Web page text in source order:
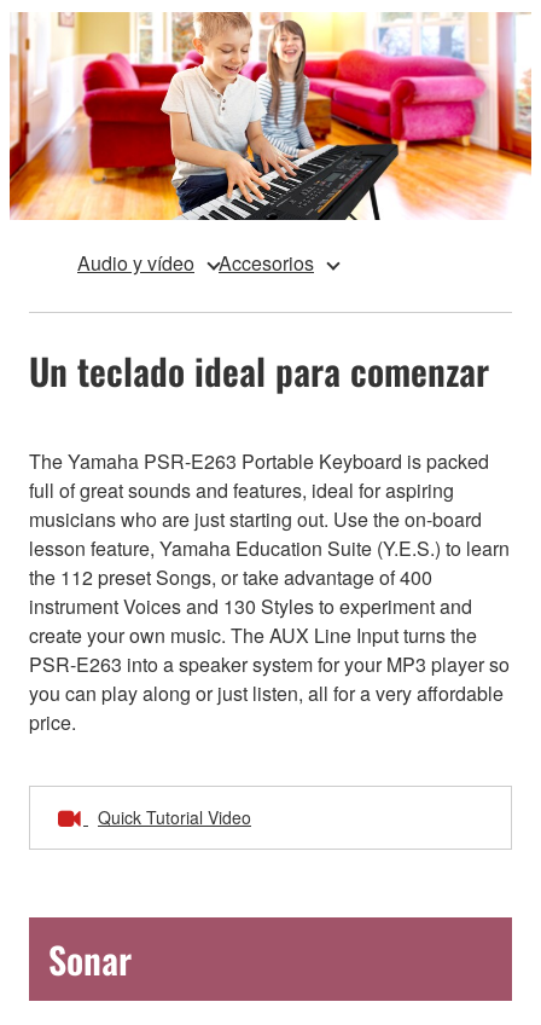
Audio y vídeo Accesorios
Un teclado ideal para comenzar
The Yamaha PSR-E263 Portable Keyboard is packed
full of great sounds and features, ideal for aspiring
musicians who are just starting out. Use the on-board
lesson feature, Yamaha Education Suite (Y.E.S.) to learn
the 112 preset Songs, or take advantage of 400
instrument Voices and 130 Styles to experiment and
create your own music. The AUX Line Input turns the
PSR-E263 into a speaker system for your MP3 player so
you can play along or just listen, all for a very affordable
price.
Quick Tutorial Video
Sonar